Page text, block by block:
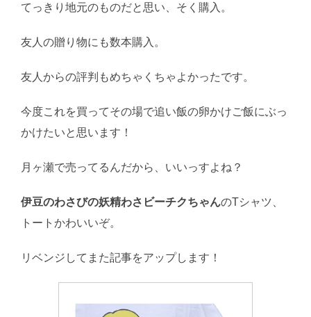
てっきり地元のものだと思い、そく購入。
友人の贈り物にも数本購入。
友人からの評判もめちゃくちゃよかったです。
今度これを買ってその場で追い飯の卵かけご飯にぶっ
かけたいと思います！
月ヶ瀬で売ってるんだから、いいっすよね？
伊豆のわさびの妖精わさビーチクちゃんのTシャツ、
トートかわいいぞ。
リベンジしてまた記事をアップします！